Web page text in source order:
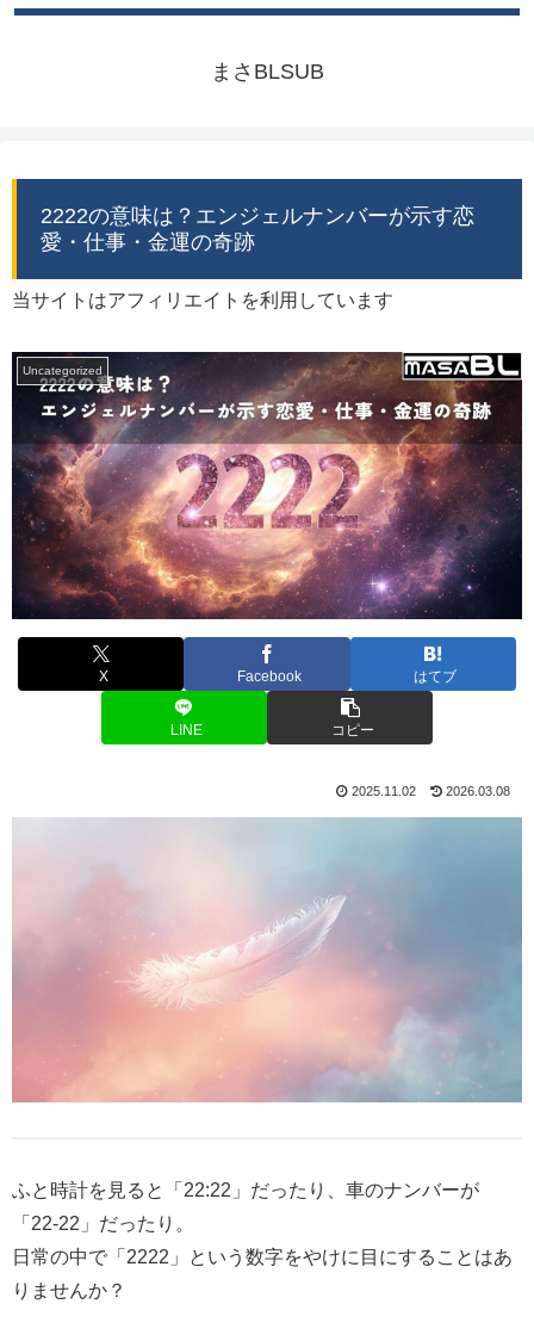
まさBLSUB
2222の意味は？エンジェルナンバーが示す恋
愛・仕事・金運の奇跡
当サイトはアフィリエイトを利用しています
Uncategorized
X Facebook はてブ
LINE コピー
2025.11.02 2026.03.08
ふと時計を見ると「22:22」だったり、車のナンバーが
「22-22」だったり。
日常の中で「2222」という数字をやけに目にすることはあ
りませんか？